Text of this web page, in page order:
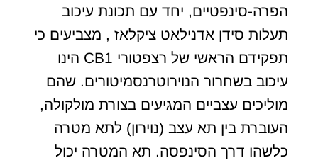
הפרה-סינפטיים, יחד עם תכונת עיכוב
תעלות סידן אדנילאט ציקלאז , מצביעים כי
תפקידם הראשי של רצפטורי CB1 הינו
עיכוב בשחרור הנוירוטרנסמיטורים. שהם
מוליכים עצביים המגיעים בצורת מולקולה,
העוברת בין תא עצב (נוירון) לתא מטרה
כלשהו דרך הסינפסה. תא המטרה יכול